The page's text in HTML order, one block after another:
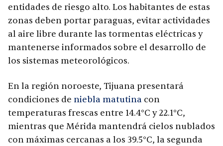
entidades de riesgo alto. Los habitantes de estas
zonas deben portar paraguas, evitar actividades
al aire libre durante las tormentas eléctricas y
mantenerse informados sobre el desarrollo de
los sistemas meteorológicos.
En la región noroeste, Tijuana presentará
condiciones de niebla matutina con
temperaturas frescas entre 14.4°C y 22.1°C,
mientras que Mérida mantendrá cielos nublados
con máximas cercanas a los 39.5°C, la segunda